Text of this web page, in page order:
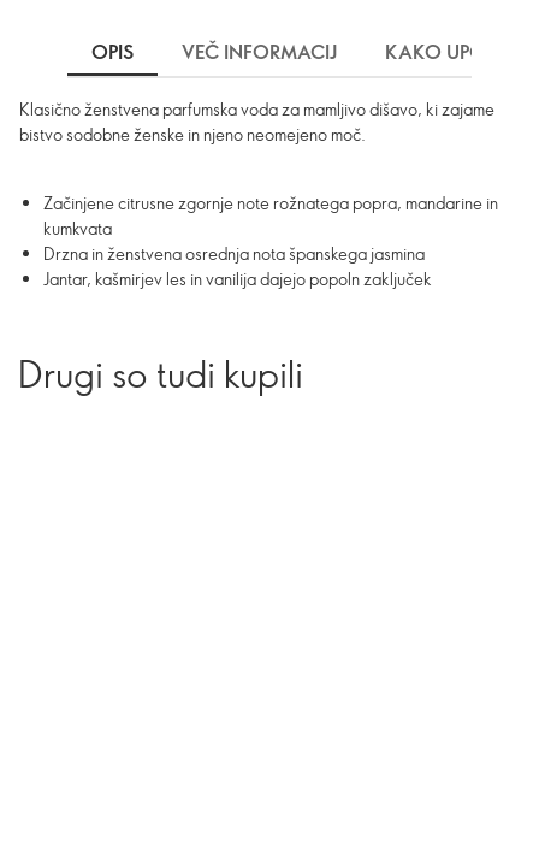
OPIS VEČ INFORMACIJ KAKO
Klasično ženstvena parfumska voda za mamljivo dišavo, ki zajame
bistvo sodobne ženske in njeno neomejeno moč.
Začinjene citrusne zgornje note rožnatega popra, mandarine in
kumkvata
Drzna in ženstvena osrednja nota španskega jasmina
Jantar, kašmirjev les in vanilija dajejo popoln zaključek
Drugi so tudi kupili